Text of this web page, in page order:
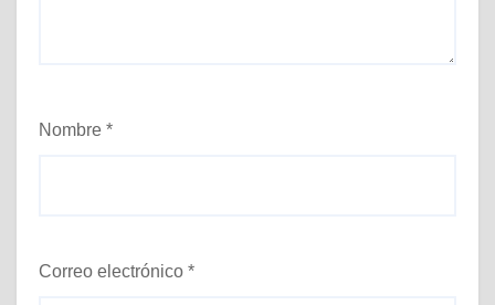
Nombre *
Correo electrónico *